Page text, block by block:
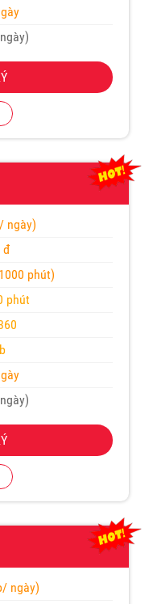
ngày)
đ
phút)
phút
ngày)